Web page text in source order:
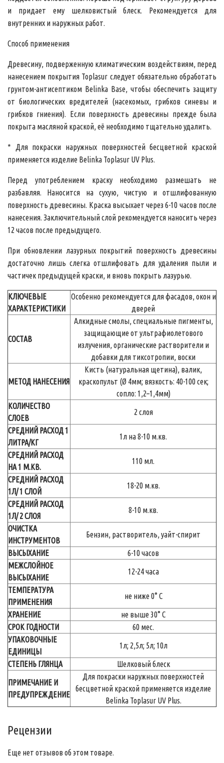
и придает ему шелковистый блеск. Рекомендуется для
внутренних и наружных работ.
Способ применения
Древесину, подверженную климатическим воздействиям, перед
нанесением покрытия Toplasur следует обязательно обработать
грунтом-антисептиком Belinka Base, чтобы обеспечить защиту
от биологических вредителей (насекомых, грибков синевы и
грибков гниения). Если поверхность древесины прежде была
покрыта масляной краской, её необходимо тщательно удалить.
* Для покраски наружных поверхностей бесцветной краской
применяется изделие Belinka Toplasur UV Plus.
Перед употреблением краску необходимо размешать не
разбавляя. Наносится на сухую, чистую и отшлифованную
поверхность древесины. Краска высыхает через 6-10 часов после
нанесения. Заключительный слой рекомендуется наносить через
12 часов после предыдущего.
При обновлении лазурных покрытий поверхность древесины
достаточно лишь слегка отшлифовать для удаления пыли и
частичек предыдущей краски, и вновь покрыть лазурью.
КЛЮЧЕВЫЕ
ХАРАКТЕРИСТИКИ
Особенно рекомендуется для фасадов, окон и
дверей
СОСТАВ
Алкидные смолы, специальные пигменты,
защищающие от ультрафиолетового
излучения, органические растворители и
добавки для тиксотропии, воски
МЕТОД НАНЕСЕНИЯ
Кисть (натуральная щетина), валик,
краскопульт (Ø 4мм; вязкость: 40-100 сек;
сопло: 1,2–1,4мм)
КОЛИЧЕСТВО
СЛОЕВ
2 слоя
СРЕДНИЙ РАСХОД 1
ЛИТРА/КГ
1л на 8-10 м.кв.
СРЕДНИЙ РАСХОД
НА 1 М.КВ.
110 мл.
СРЕДНИЙ РАСХОД
1Л/ 1 СЛОЙ
18-20 м.кв.
СРЕДНИЙ РАСХОД
1Л/ 2 СЛОЯ
8-10 м.кв.
ОЧИСТКА
ИНСТРУМЕНТОВ
Бензин, растворитель, уайт-спирит
ВЫСЫХАНИЕ
6-10 часов
МЕЖСЛОЙНОЕ
ВЫСЫХАНИЕ
12-24 часа
ТЕМПЕРАТУРА
ПРИМЕНЕНИЯ
не ниже 0° С
ХРАНЕНИЕ
не выше 30° С
СРОК ГОДНОСТИ
60 мес.
УПАКОВОЧНЫЕ
ЕДИНИЦЫ
1л; 2,5л; 5л; 10л
СТЕПЕНЬ ГЛЯНЦА Шелковый блеск
ПРИМЕЧАНИЕ И
ПРЕДУПРЕЖДЕНИЕ
Для покраски наружных поверхностей
бесцветной краской применяется изделие
Belinka Toplasur UV Plus.
Рецензии
Еще нет отзывов об этом товаре.